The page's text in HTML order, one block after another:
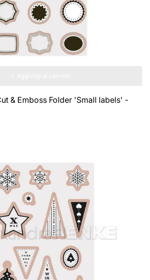
& Emboss Folder 'Small labels' -